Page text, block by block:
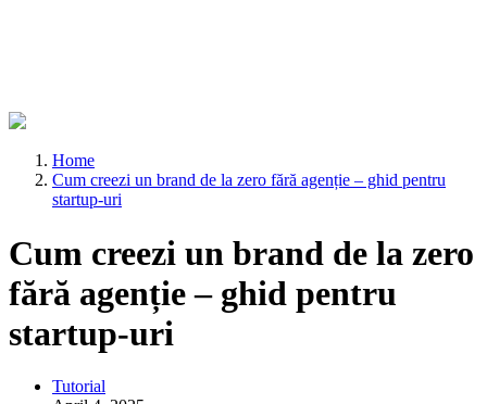
Home
Cum creezi un brand de la zero fără agenție – ghid pentru
startup-uri
Cum creezi un brand de la zero
fără agenție – ghid pentru
startup-uri
Tutorial